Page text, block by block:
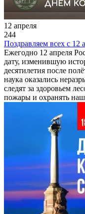
12 апреля
244
Поздравляем всех с 12
Ежегодно 12 апреля
дату, изменившую
десятилетия после
наука оказались
следят за здоровьем
пожары и охранять